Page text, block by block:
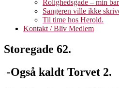
Rolighedsgade – min
Sangeren ville ikke
Til time hos Herold.
Kontakt / Bliv Medlem
Storegade 62.
-Også kaldt Torvet 2.